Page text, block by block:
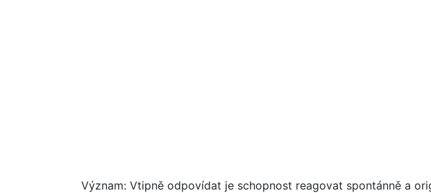
Význam: Vtipně odpovídat je schopnost reagovat spontánně a